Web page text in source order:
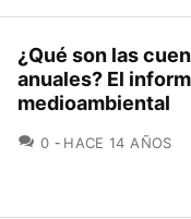
¿Qué son las
anuales? El
medioambiental
0 COMENTARIOS
HACE 14 AÑOS